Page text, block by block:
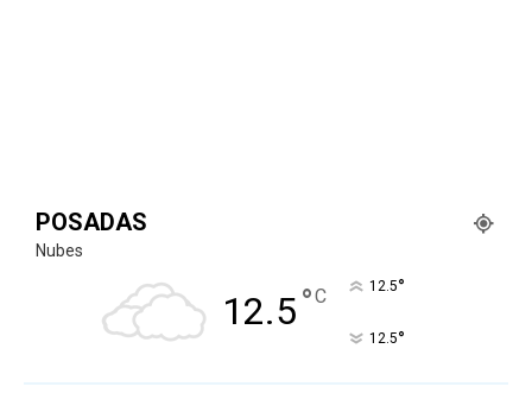
POSADAS
Nubes
12.5°C 12.5°
12.5°